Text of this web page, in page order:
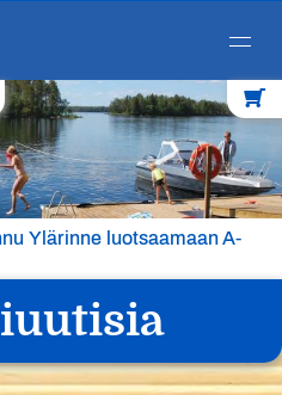
Ylärinne luotsaamaan A-